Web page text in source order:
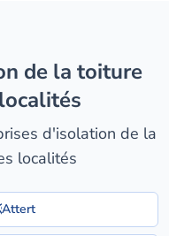
d'isolation de la
localités
Attert